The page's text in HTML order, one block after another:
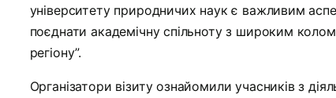
університету природничих наук є важливим
поєднати академічну спільноту з широким
регіону”.
Організатори візиту ознайомили учасників з